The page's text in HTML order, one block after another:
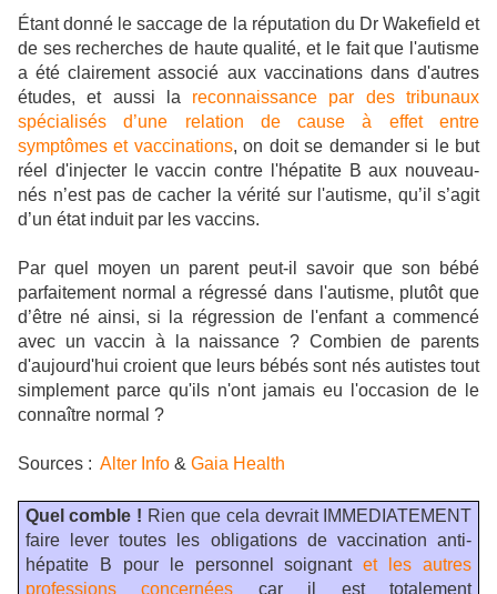
Étant donné le saccage de la réputation du Dr Wakefield et
de ses recherches de haute qualité, et le fait que l'autisme
a été clairement associé aux vaccinations dans d'autres
études, et aussi la reconnaissance par des tribunaux
spécialisés d’une relation de cause à effet entre
symptômes et vaccinations, on doit se demander si le but
réel d'injecter le vaccin contre l'hépatite B aux nouveau-
nés n’est pas de cacher la vérité sur l'autisme, qu’il s’agit
d’un état induit par les vaccins.
Par quel moyen un parent peut-il savoir que son bébé
parfaitement normal a régressé dans l'autisme, plutôt que
d’être né ainsi, si la régression de l'enfant a commencé
avec un vaccin à la naissance ? Combien de parents
d'aujourd'hui croient que leurs bébés sont nés autistes tout
simplement parce qu'ils n'ont jamais eu l'occasion de le
connaître normal ?
Sources : Alter Info & Gaia Health
Quel comble ! Rien que cela devrait IMMEDIATEMENT
faire lever toutes les obligations de vaccination anti-
hépatite B pour le personnel soignantet les autres
professions concernées car il est totalement